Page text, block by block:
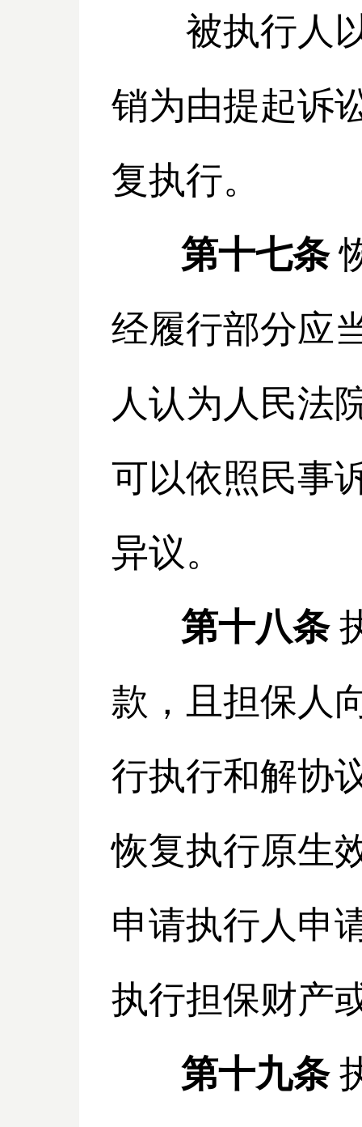
被执行人以
销为由提起诉
复执行。
第十七条
经履行部分应
人认为人民法
可以依照民事
异议。
第十八条
款，且担保人
行执行和解协
恢复执行原生
申请执行人申
执行担保财产
第十九条